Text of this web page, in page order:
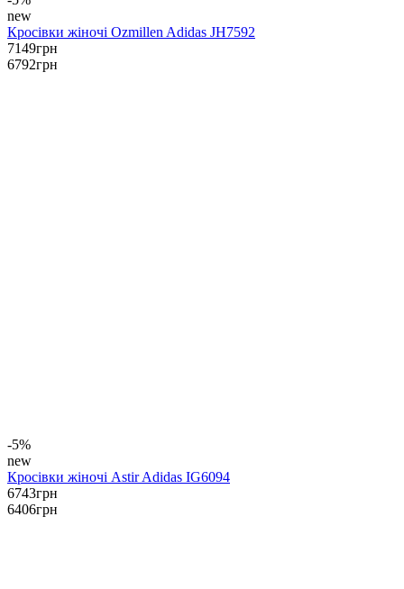
new
Кросівки жіночі Ozmillen Adidas JH7592
7149грн
6792грн
-5%
new
Кросівки жіночі Astir Adidas IG6094
6743грн
6406грн